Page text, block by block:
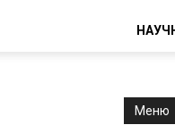
Меню